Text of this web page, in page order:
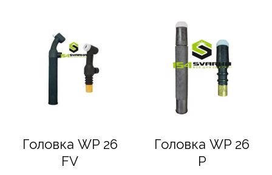
Головка WP 26
FV
Головка WP 26
P